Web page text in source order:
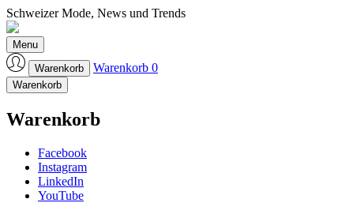
Schweizer Mode, News und Trends
Laufmeter-Shop
Menu
Warenkorb
Warenkorb 0
Warenkorb
Warenkorb
Facebook
Instagram
LinkedIn
YouTube